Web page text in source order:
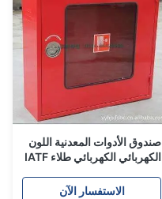
صندوق الأدوات المعدنية اللون
الكهربائي الكهربائي طلاء IATF
الاستفسار الآن